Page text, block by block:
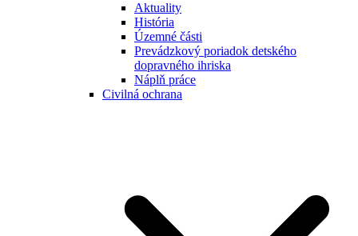
Aktuality
História
Územné části
Prevádzkový poriadok detského
dopravného ihriska
Náplň práce
Civilná ochrana